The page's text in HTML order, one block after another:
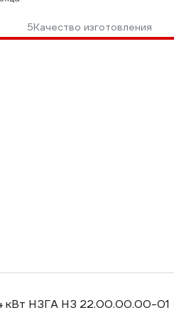
5Качество изготовления
кВт НЗГА НЗ 22.00.00.00-01